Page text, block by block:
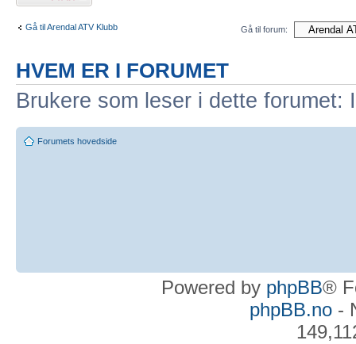
Gå til Arendal ATV Klubb Gå til forum:
HVEM ER I FORUMET
Brukere som leser i dette
Forumets hovedside
Powered by phpBB®
phpBB.no-